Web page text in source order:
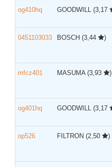
og410hq GOODWILL (3,17
0451103033 BOSCH (3,44 )
mfcz401 MASUMA (3,93 )
og401hq GOODWILL (3,17
op526 FILTRON (2,50 )